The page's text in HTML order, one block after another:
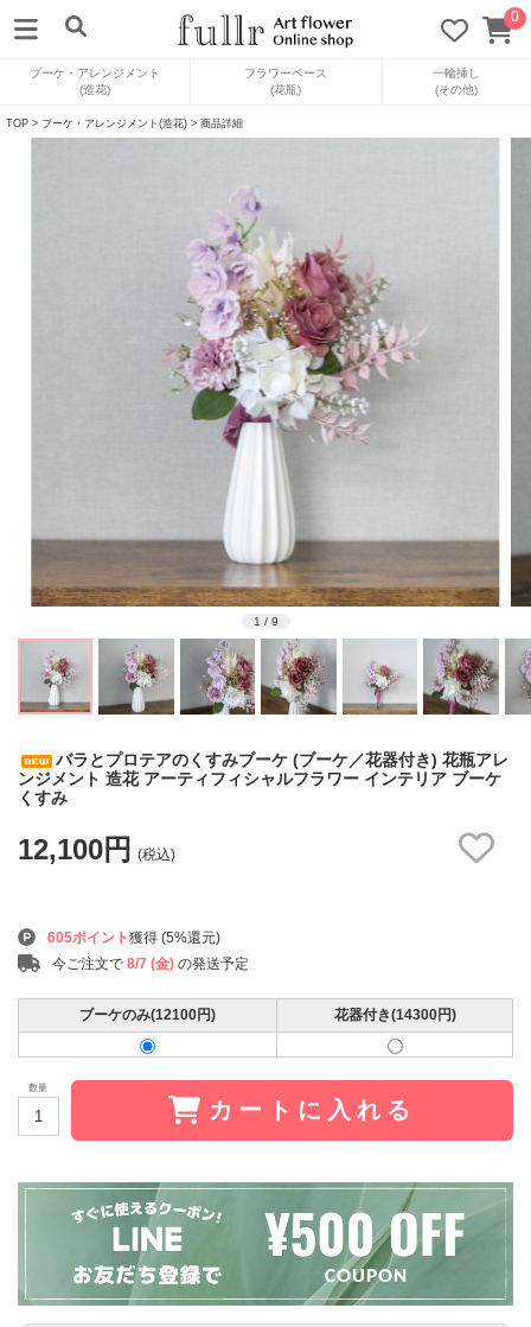
0
ブーケ・アレンジメント
(造花)
フラワーベース
(花瓶)
一輪挿し
(その他)
TOP > ブーケ・アレンジメント(造花) > 商品詳細
1 / 9
バラとプロテアのくすみブーケ (ブーケ／花器付き) 花瓶アレ
ンジメント 造花 アーティフィシャルフラワー インテリア ブーケ
くすみ
12,100円 (税込)
605ポイント獲得 (5%還元)
今ご注文で 8/7 (金)の発送予定
ブーケのみ(12100円) 花器付き(14300円)
数量
カートに入れる